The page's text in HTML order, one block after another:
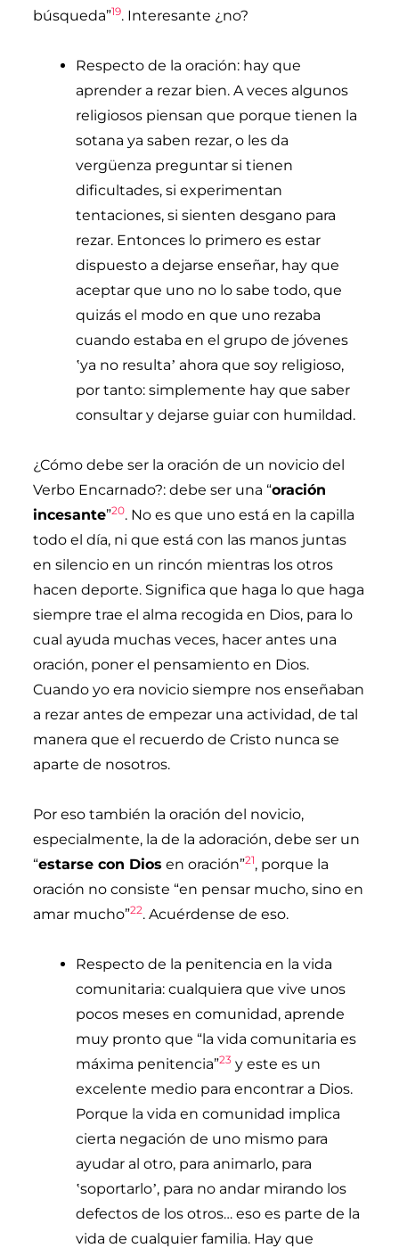
búsqueda”19. Interesante ¿no?
Respecto de la oración: hay que
aprender a rezar bien. A veces algunos
religiosos piensan que porque tienen la
sotana ya saben rezar, o les da
vergüenza preguntar si tienen
dificultades, si experimentan
tentaciones, si sienten desgano para
rezar. Entonces lo primero es estar
dispuesto a dejarse enseñar, hay que
aceptar que uno no lo sabe todo, que
quizás el modo en que uno rezaba
cuando estaba en el grupo de jóvenes
ʽya no resultaʼ ahora que soy religioso,
por tanto: simplemente hay que saber
consultar y dejarse guiar con humildad.
¿Cómo debe ser la oración de un novicio del
Verbo Encarnado?: debe ser una “oración
incesante”20. No es que uno está en la capilla
todo el día, ni que está con las manos juntas
en silencio en un rincón mientras los otros
hacen deporte. Significa que haga lo que haga
siempre trae el alma recogida en Dios, para lo
cual ayuda muchas veces, hacer antes una
oración, poner el pensamiento en Dios.
Cuando yo era novicio siempre nos enseñaban
a rezar antes de empezar una actividad, de tal
manera que el recuerdo de Cristo nunca se
aparte de nosotros.
Por eso también la oración del novicio,
especialmente, la de la adoración, debe ser un
“estarse con Dios en oración”21, porque la
oración no consiste “en pensar mucho, sino en
amar mucho”22. Acuérdense de eso.
Respecto de la penitencia en la vida
comunitaria: cualquiera que vive unos
pocos meses en comunidad, aprende
muy pronto que “la vida comunitaria es
máxima penitencia”23 y este es un
excelente medio para encontrar a Dios.
Porque la vida en comunidad implica
cierta negación de uno mismo para
ayudar al otro, para animarlo, para
ʽsoportarloʼ, para no andar mirando los
defectos de los otros… eso es parte de la
vida de cualquier familia. Hay que